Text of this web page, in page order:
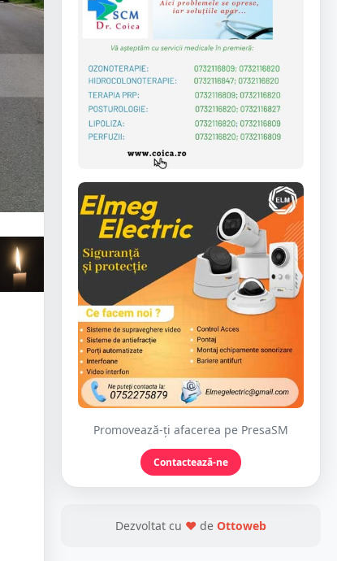
Promovează-ți afacerea pe PresaSM
Contactează-ne
Dezvoltat cu ❤ de Ottoweb